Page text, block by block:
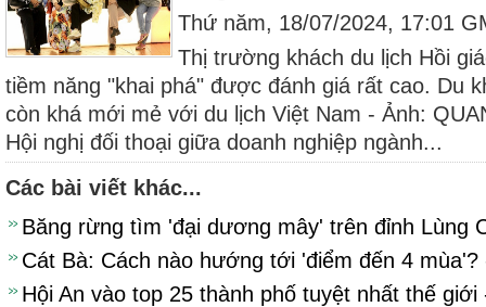
Thứ năm, 18/07/2024, 17:01
Thị trường khách du lịch Hồi
tiềm năng "khai phá" được đánh giá rất cao. Du
còn khá mới mẻ với du lịch Việt Nam - Ảnh:
Hội nghị đối thoại giữa doanh nghiệp ngành...
Các bài viết khác...
Băng rừng tìm 'đại dương mây' trên đỉnh Lùng
Cát Bà: Cách nào hướng tới 'điểm đến 4 mùa'?
Hội An vào top 25 thành phố tuyệt nhất thế giới